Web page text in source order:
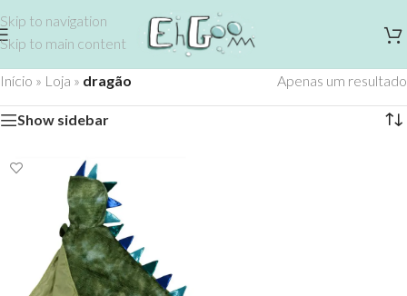
Skip to navigation
Skip to main content
Início » Loja » dragão Apenas um resultado
Show sidebar